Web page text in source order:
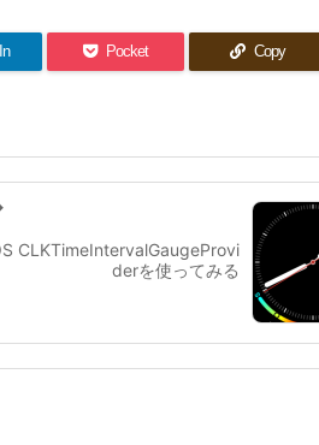
Pocket Copy
CLKTimeIntervalGaugeProvi
derを使ってみる